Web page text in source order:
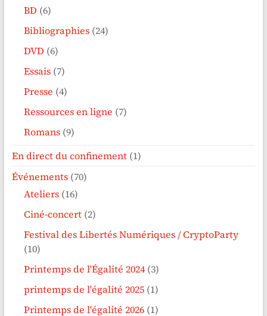
BD (6)
Bibliographies(24)
DVD (6)
Essais(7)
Presse (4)
Ressources en ligne (7)
Romans(9)
En direct du confinement(1)
Événements(70)
Ateliers(16)
Ciné-concert(2)
Festival des Libertés Numériques / CryptoParty
(10)
Printemps de l'Égalité 2024(3)
printemps de l'égalité 2025(1)
Printemps de l'égalité 2026(1)